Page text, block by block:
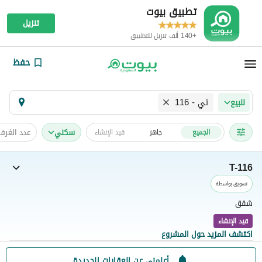
تطبيق بيوت
+140 ألف تنزيل للتطبيق
تنزيل
حفظ
للبيع تي - 116
الجميع جاهز قيد الإنشاء سكني عدد
T-116
تسويق بواسطة
شقق
قيد الإنشاء
اكتشف المزيد حول المشروع